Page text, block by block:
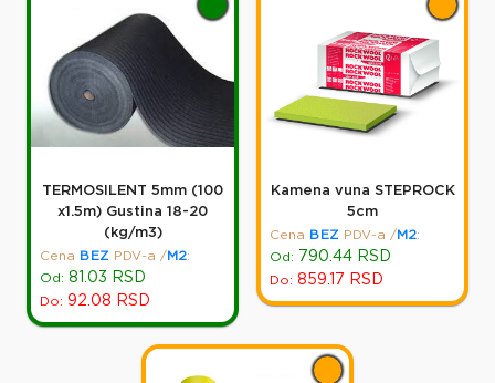
TERMOSILENT 5mm (100
x1.5m) Gustina 18-20
(kg/m3)
Cena
BEZ PDV-a / M2:
Od: 81.03 RSD
Do: 92.08 RSD
Kamena vuna STEPROCK
5cm
Cena
BEZ PDV-a / M2:
Od:
790.44 RSD
Do: 859.17 RSD